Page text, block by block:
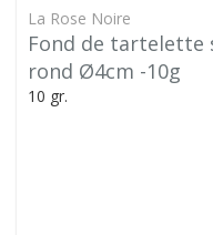
La Rose Noire
Fond de tartelette
rond Ø4cm -10g
10 gr.